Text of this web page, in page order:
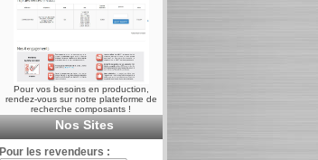
Pour vos besoins en production,
rendez-vous sur notre plateforme de
recherche composants !
Nos Sites
Pour les revendeurs :